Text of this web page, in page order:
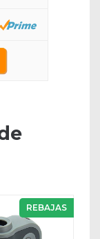
REBAJAS